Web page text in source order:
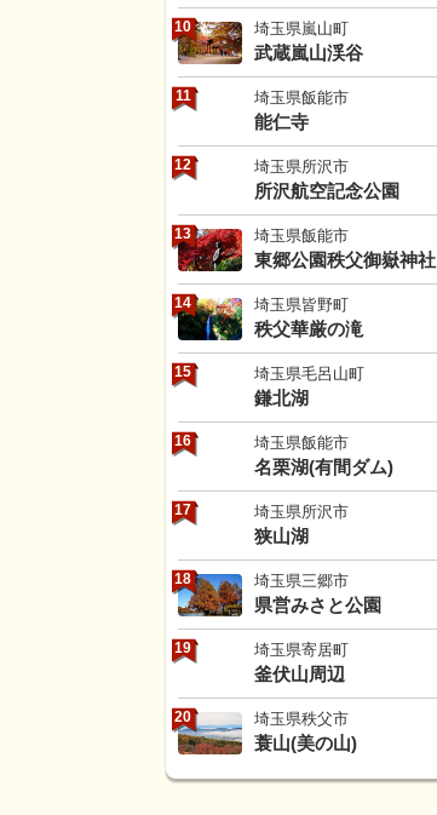
10 埼玉県嵐山町
武蔵嵐山渓谷
11 埼玉県飯能市
能仁寺
12 埼玉県所沢市
所沢航空記念公園
13 埼玉県飯能市
東郷公園秩父御嶽神社
14 埼玉県皆野町
秩父華厳の滝
15 埼玉県毛呂山町
鎌北湖
16 埼玉県飯能市
名栗湖(有間ダム)
17 埼玉県所沢市
狭山湖
18 埼玉県三郷市
県営みさと公園
19 埼玉県寄居町
釜伏山周辺
20 埼玉県秩父市
蓑山(美の山)